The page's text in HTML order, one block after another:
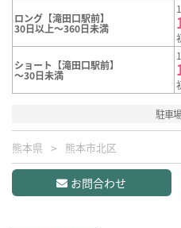
ロング【滝田口駅前】
30日以上～360日未満
ショート【滝田口駅前】
～30日未満
駐車
熊本県 熊本市北区
お問合わせ